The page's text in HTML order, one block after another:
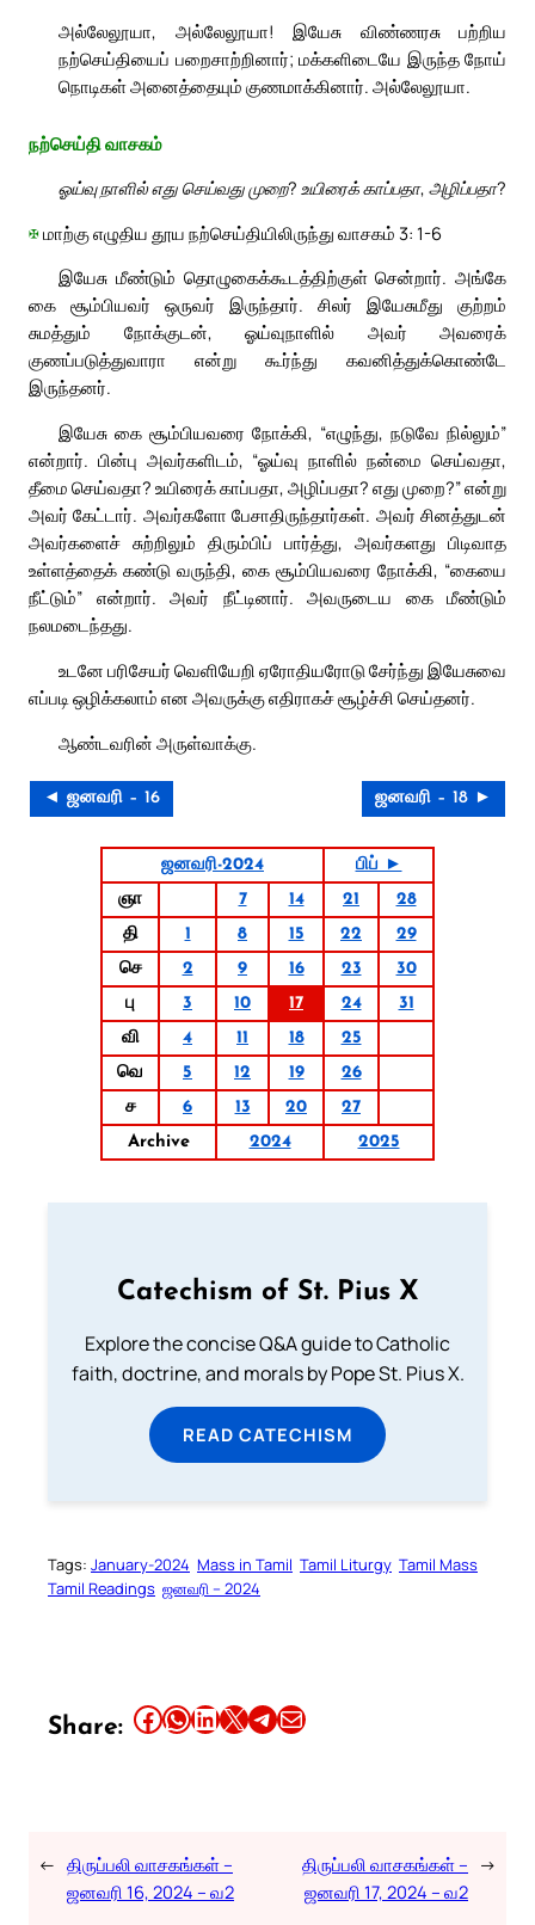
அல்லேலூயா, அல்லேலூயா! இயேசு விண்ணரசு பற்றிய
நற்செய்தியைப் பறைசாற்றினார்; மக்களிடையே இருந்த நோய்
நொடிகள் அனைத்தையும் குணமாக்கினார். அல்லேலூயா.
நற்செய்தி வாசகம்
ஓய்வு நாளில் எது செய்வது முறை? உயிரைக் காப்பதா, அழிப்பதா?
✠மாற்கு எழுதிய தூய நற்செய்தியிலிருந்து வாசகம் 3: 1-6
இயேசு மீண்டும் தொழுகைக்கூடத்திற்குள் சென்றார். அங்கே
கை சூம்பியவர் ஒருவர் இருந்தார். சிலர் இயேசுமீது குற்றம்
சுமத்தும் நோக்குடன், ஓய்வுநாளில் அவர் அவரைக்
குணப்படுத்துவாரா என்று கூர்ந்து கவனித்துக்கொண்டே
இருந்தனர்.
இயேசு கை சூம்பியவரை நோக்கி, “எழுந்து, நடுவே நில்லும்”
என்றார். பின்பு அவர்களிடம், “ஓய்வு நாளில் நன்மை செய்வதா,
தீமை செய்வதா? உயிரைக் காப்பதா, அழிப்பதா? எது முறை?” என்று
அவர் கேட்டார். அவர்களோ பேசாதிருந்தார்கள். அவர் சினத்துடன்
அவர்களைச் சுற்றிலும் திரும்பிப் பார்த்து, அவர்களது பிடிவாத
உள்ளத்தைக் கண்டு வருந்தி, கை சூம்பியவரை நோக்கி, “கையை
நீட்டும்” என்றார். அவர் நீட்டினார். அவருடைய கை மீண்டும்
நலமடைந்தது.
உடனே பரிசேயர் வெளியேறி ஏரோதியரோடு சேர்ந்து இயேசுவை
எப்படி ஒழிக்கலாம் என அவருக்கு எதிராகச் சூழ்ச்சி செய்தனர்.
ஆண்டவரின் அருள்வாக்கு.
◄ ஜனவரி – 16 ஜனவரி – 18 ►
ஜனவரி-2024
பிப் ►
ஞா
7 14 21
28
தி
1 8 15 22
29
செ
2 9 16 23
30
பு
3 10 17 24
31
வி
4 11 18
25
வெ
5 12 19
26
ச
6 13 20
27
Archive
2024 2025
Catechism of St. Pius X
Explore the concise Q&A guide to Catholic
faith, doctrine, and morals by Pope St. Pius X.
READ CATECHISM
Tags: January-2024 Mass in Tamil Tamil Liturgy Tamil Mass
Tamil Readings ஜனவரி – 2024
Share: Share this article on Facebook Share this article on WhatsApp Share this article on LinkedIn Share this article on X Share this article on TelegramEmail this Article
← திருப்பலி வாசகங்கள் –
ஜனவரி 16, 2024 – வ2
திருப்பலி வாசகங்கள் –
ஜனவரி 17, 2024 – வ2
→